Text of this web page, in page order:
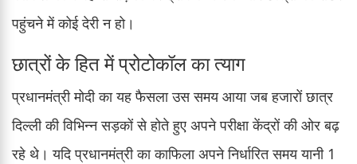
पहुंचने में कोई देरी न हो।
छात्रों के हित में प्रोटोकॉल का त्याग
प्रधानमंत्री मोदी का यह फैसला उस समय आया जब हजारों छात्र
दिल्ली की विभिन्न सड़कों से होते हुए अपने परीक्षा केंद्रों की ओर बढ़
रहे थे। यदि प्रधानमंत्री का काफिला अपने निर्धारित समय यानी 1